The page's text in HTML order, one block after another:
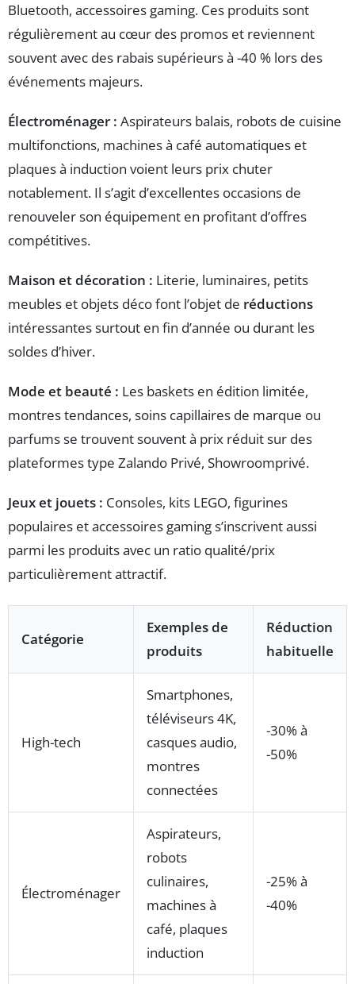
Bluetooth, accessoires gaming. Ces produits sont
régulièrement au cœur des promos et reviennent
souvent avec des rabais supérieurs à -40 % lors des
événements majeurs.
Électroménager : Aspirateurs balais, robots de cuisine
multifonctions, machines à café automatiques et
plaques à induction voient leurs prix chuter
notablement. Il s’agit d’excellentes occasions de
renouveler son équipement en profitant d’offres
compétitives.
Maison et décoration : Literie, luminaires, petits
meubles et objets déco font l’objet de réductions
intéressantes surtout en fin d’année ou durant les
soldes d’hiver.
Mode et beauté : Les baskets en édition limitée,
montres tendances, soins capillaires de marque ou
parfums se trouvent souvent à prix réduit sur des
plateformes type Zalando Privé, Showroomprivé.
Jeux et jouets : Consoles, kits LEGO, figurines
populaires et accessoires gaming s’inscrivent aussi
parmi les produits avec un ratio qualité/prix
particulièrement attractif.
Catégorie
Exemples de
produits
Réduction
habituelle
High-tech
Smartphones,
téléviseurs 4K,
casques audio,
montres
connectées
-30% à
-50%
Électroménager
Aspirateurs,
robots
culinaires,
machines à
café, plaques
induction
-25% à
-40%